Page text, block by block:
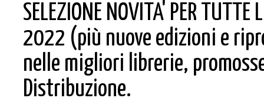
SELEZIONE NOVITA' PER TUTTE
2022 (più nuove edizioni e
nelle migliori librerie,
Distribuzione.